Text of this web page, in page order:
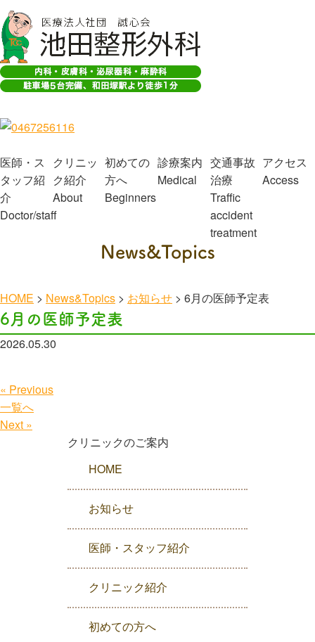
医師・ス
タッフ紹
介
Doctor/staff
クリニッ
ク紹介
About
初めての
方へ
Beginners
診療案内
Medical
交通事故
治療
Traffic
accident
treatment
アクセス
Access
News&Topics
HOME > News&Topics > お知らせ > 6月の医師予定表
6月の医師予定表
2026.05.30
« Previous
一覧へ
Next »
クリニックのご案内
HOME
お知らせ
医師・スタッフ紹介
クリニック紹介
初めての方へ